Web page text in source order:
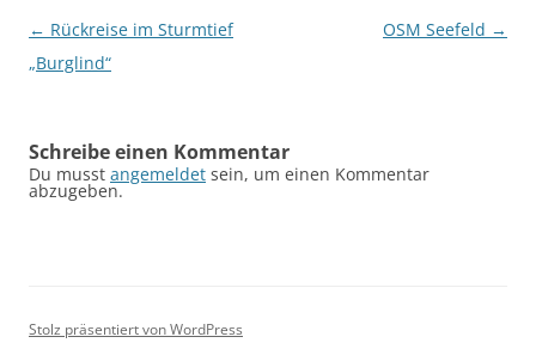
Beitragsnavigation
← Rückreise im Sturmtief
„Burglind“
OSM Seefeld →
Schreibe einen Kommentar
Du musst angemeldet sein, um einen Kommentar
abzugeben.
Stolz präsentiert von WordPress